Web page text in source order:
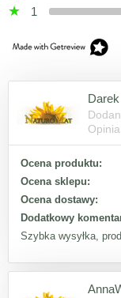
1
Darek
Ocena produktu:
Ocena sklepu:
Ocena dostawy:
Dodatkowy
Szybka wysyłka,